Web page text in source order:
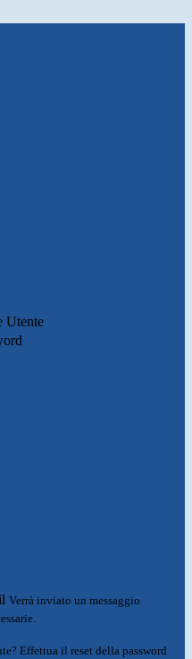
Utente
Verrà inviato un messaggio
Effettua il reset della password